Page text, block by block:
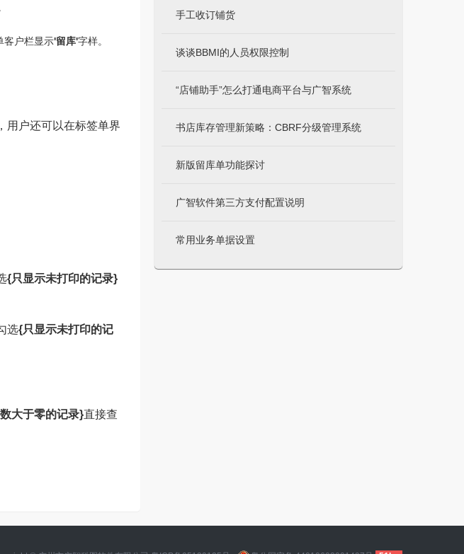
客户栏显示'留库'字样。
用户还可以在标签单界
{只显示未打印的记录}
选{只显示未打印的记
大于零的记录}直接查
手工收订铺货
谈谈BBMI的人员权限控制
“店铺助手”怎么打通电商平台与广智系统
书店库存管理新策略：CBRF分级管理系统
新版留库单功能探讨
广智软件第三方支付配置说明
常用业务单据设置